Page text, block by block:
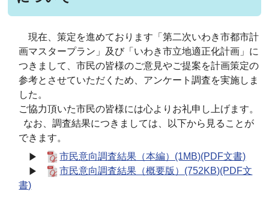
現在、策定を進めております「第二次いわき市都市計
画マスタープラン」及び「いわき市立地適正化計画」に
つきまして、市民の皆様のご意見やご提案を計画策定の
参考とさせていただくため、アンケート調査を実施しま
した。
ご協力頂いた市民の皆様には心よりお礼申し上げます。
なお、調査結果につきましては、以下から見ることが
できます。
▶
市民意向調査結果（本編）(1MB)(PDF文書)
▶
市民意向調査結果（概要版）(752KB)(PDF文
書)